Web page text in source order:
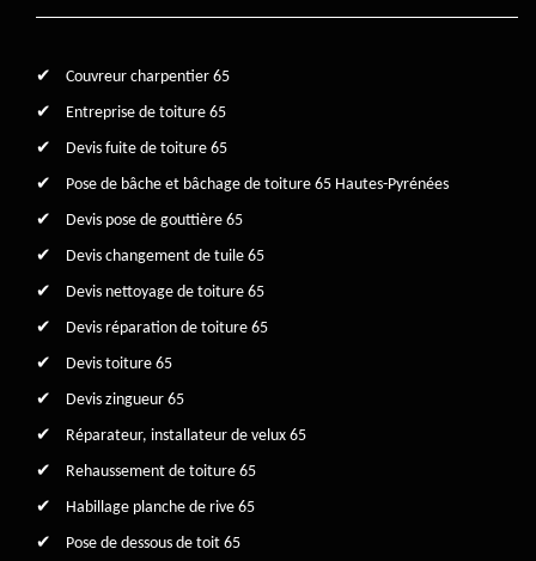
Couvreur charpentier 65
Entreprise de toiture 65
Devis fuite de toiture 65
Pose de bâche et bâchage de toiture 65 Hautes-Pyrénées
Devis pose de gouttière 65
Devis changement de tuile 65
Devis nettoyage de toiture 65
Devis réparation de toiture 65
Devis toiture 65
Devis zingueur 65
Réparateur, installateur de velux 65
Rehaussement de toiture 65
Habillage planche de rive 65
Pose de dessous de toit 65